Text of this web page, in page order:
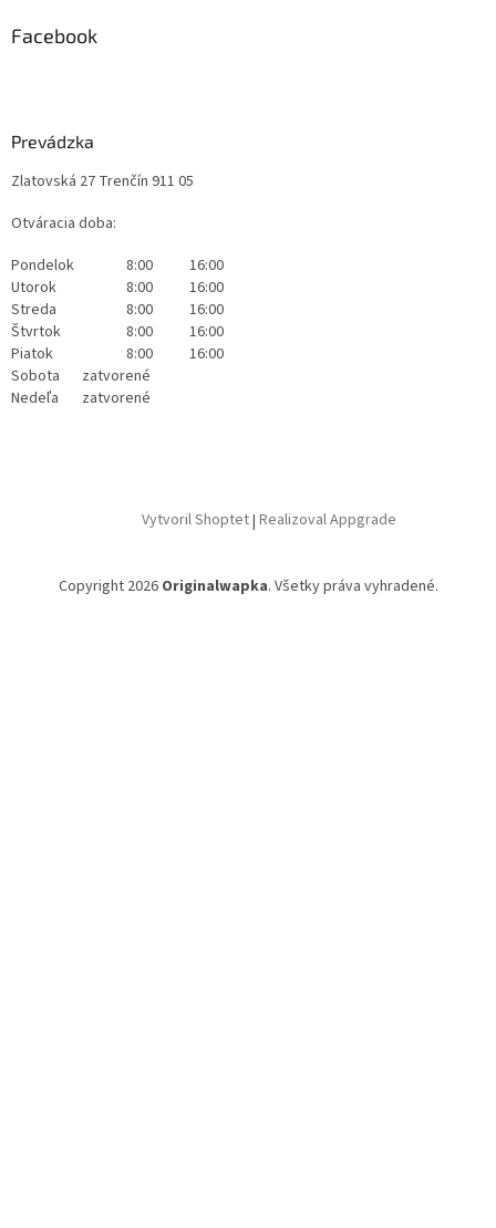
Facebook
Prevádzka
Zlatovská 27 Trenčín 911 05
Otváracia doba:
Pondelok
8:00
16:00
Utorok
8:00
16:00
Streda
8:00
16:00
Štvrtok
8:00
16:00
Piatok
8:00
16:00
Sobota
zatvorené
Nedeľa
zatvorené
Vytvoril Shoptet| Realizoval Appgrade
Copyright 2026 Originalwapka. Všetky práva vyhradené.